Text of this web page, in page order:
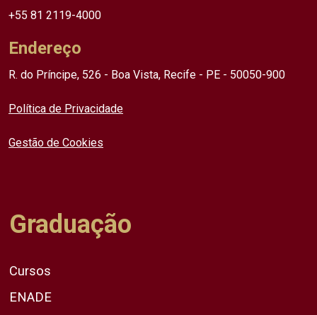
+55 81 2119-4000
Endereço
R. do Príncipe, 526 - Boa Vista, Recife - PE - 50050-900
Política de Privacidade
Gestão de Cookies
Graduação
Cursos
ENADE